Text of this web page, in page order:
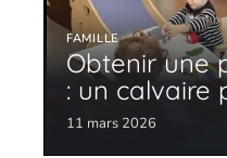
FAMILLE
Obtenir une
: un calvaire
11 mars 2026